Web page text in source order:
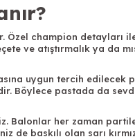
Özel champion detayları
ve atıştırmalık ya da
uygun tercih edilecek
Böylece pastada da
Balonlar her zaman
de baskılı olan sarı